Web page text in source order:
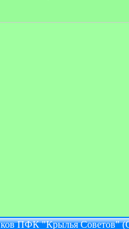
ПФК "Крылья